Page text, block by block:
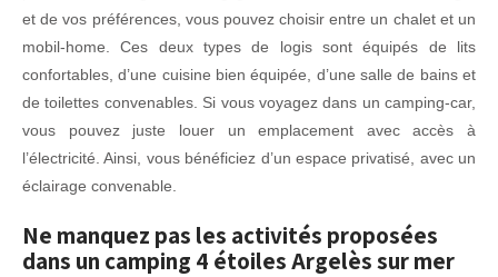
et de vos préférences, vous pouvez choisir entre un chalet et un
mobil-home. Ces deux types de logis sont équipés de lits
confortables, d’une cuisine bien équipée, d’une salle de bains et
de toilettes convenables. Si vous voyagez dans un camping-car,
vous pouvez juste louer un emplacement avec accès à
l’électricité. Ainsi, vous bénéficiez d’un espace privatisé, avec un
éclairage convenable.
Ne manquez pas les activités proposées
dans un camping 4 étoiles Argelès sur mer